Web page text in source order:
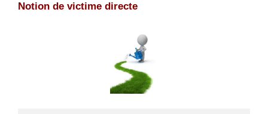
Notion de victime directe